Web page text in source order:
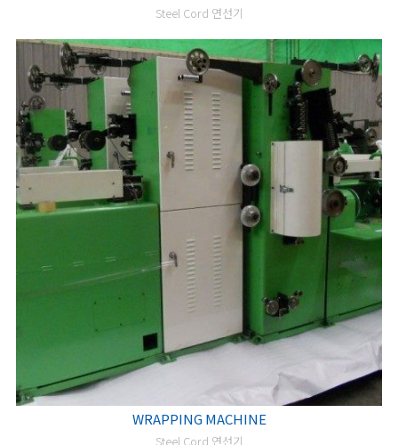
Steel Cord 연선기
WRAPPING MACHINE
Steel Cord 연선기